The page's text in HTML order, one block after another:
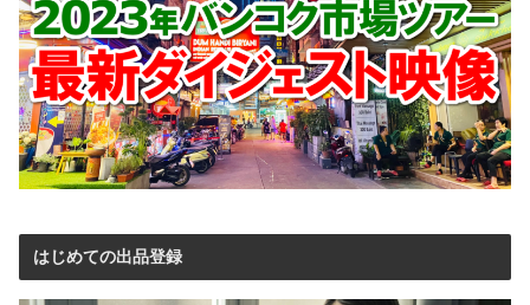
はじめての出品登録